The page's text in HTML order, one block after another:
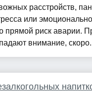
расстройств,
или
прямой риск аварии.
внимание,